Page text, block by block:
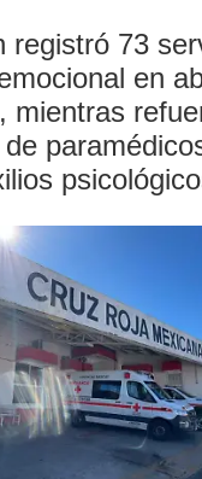
registró 73
en
mientras